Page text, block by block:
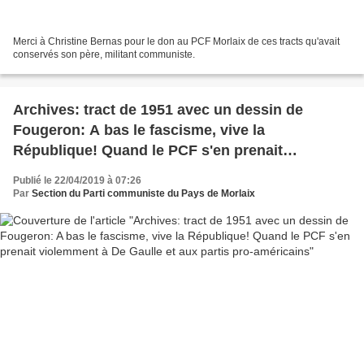
Merci à Christine Bernas pour le don au PCF Morlaix de ces tracts qu'avait
conservés son père, militant communiste.
Archives: tract de 1951 avec un dessin de
Fougeron: A bas le fascisme, vive la
République! Quand le PCF s'en prenait
violemment à De Gaulle et aux partis pro-
américains
Publié le 22/04/2019 à 07:26
Par Section du Parti communiste du Pays de Morlaix